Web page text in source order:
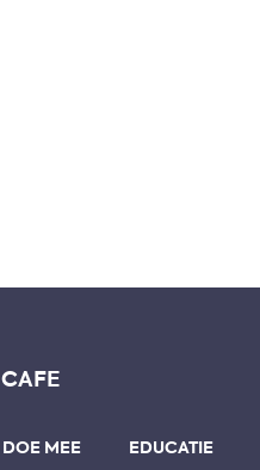
CAFE
DOE MEE EDUCATIE